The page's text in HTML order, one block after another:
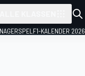
F1-KALENDER 2026